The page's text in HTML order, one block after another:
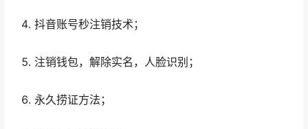
抖音账号秒注销技术；
注销钱包，解除实名，人脸识别；
永久捞证方法；